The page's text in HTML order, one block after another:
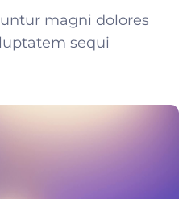
magni dolores
sequi